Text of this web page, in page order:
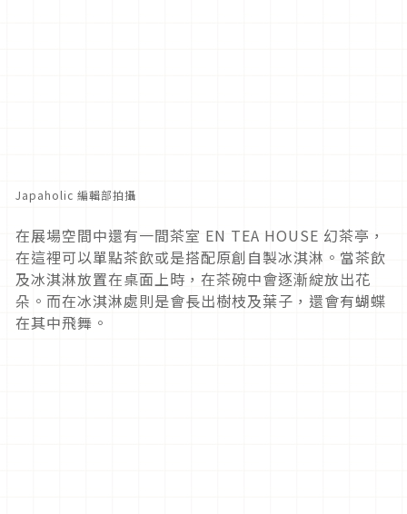
Japaholic 編輯部拍攝
在展場空間中還有一間茶室 EN TEA HOUSE 幻茶亭，
在這裡可以單點茶飲或是搭配原創自製冰淇淋。當茶飲
及冰淇淋放置在桌面上時，在茶碗中會逐漸綻放出花
朵。而在冰淇淋處則是會長出樹枝及葉子，還會有蝴蝶
在其中飛舞。